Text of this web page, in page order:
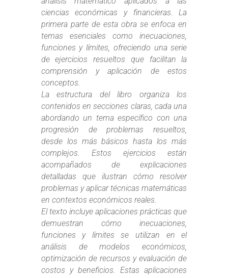
ciencias económicas y financieras. La
primera parte de esta obra se enfoca en
temas esenciales como inecuaciones,
funciones y límites, ofreciendo una serie
de ejercicios resueltos que facilitan la
comprensión y aplicación de estos
conceptos.
La estructura del libro organiza los
contenidos en secciones claras, cada una
abordando un tema específico con una
progresión de problemas resueltos,
desde los más básicos hasta los más
complejos. Estos ejercicios están
acompañados de explicaciones
detalladas que ilustran cómo resolver
problemas y aplicar técnicas matemáticas
en contextos económicos reales.
El texto incluye aplicaciones prácticas que
demuestran cómo inecuaciones,
funciones y límites se utilizan en el
análisis de modelos económicos,
optimización de recursos y evaluación de
costos y beneficios. Estas aplicaciones